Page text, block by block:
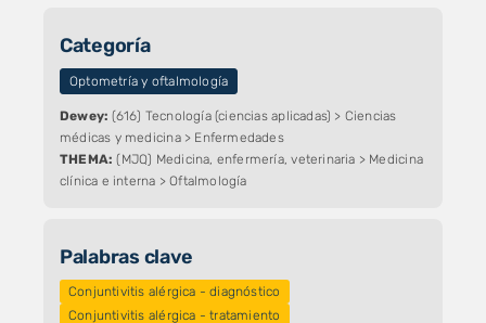
Categoría
Optometría y oftalmología
Dewey: (616) Tecnología (ciencias aplicadas) > Ciencias
médicas y medicina > Enfermedades
THEMA: (MJQ) Medicina, enfermería, veterinaria > Medicina
clínica e interna > Oftalmología
Palabras clave
Conjuntivitis alérgica - diagnóstico
Conjuntivitis alérgica - tratamiento